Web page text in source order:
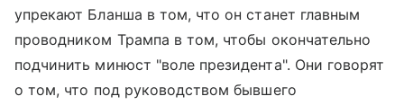
упрекают Бланша в том, что он станет главным
проводником Трампа в том, чтобы окончательно
подчинить минюст "воле президента". Они говорят
о том, что под руководством бывшего